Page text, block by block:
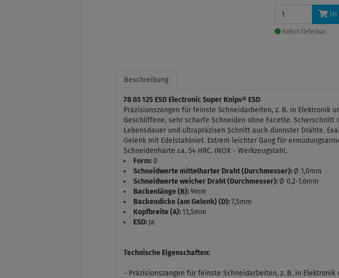
In
Sofort lieferbar
Beschreibung
78 03 125 ESD Electronic Super Knips® ESD
Präzisionszangen für feinste Schneidarbeiten, z. B. in Elektronik
Geschliffene, sehr scharfe Schneiden ohne Facette.
Lebensdauer und ultrapräzisen Schnitt auch dünnster Drähte.
Gelenk mit Edelstahlniet. Extrem leichter Gang für
Schneidenhärte ca. 54 HRC. INOX - Werkzeugstahl.
Form: 0
Schneidwerte mittelharter Draht (Durchmesser): Ø 1,0mm
Schneidwerte weicher Draht (Durchmesser): Ø 0,2-1,6mm
Backenlänge (B):9mm
Backendicke (am Gelenk) (D):7,5mm
Kopfbreite (A): 13,5mm
ESD: Ja
Technische Eigenschaften:
- Präzisionszangen für feinste Schneidarbeiten, z. B. in Elektronik